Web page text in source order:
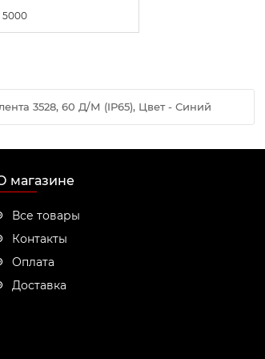
5000
3528, 60 Д/М (IP65), Цвет - Синий
магазине
Все товары
Контакты
Оплата
Доставка